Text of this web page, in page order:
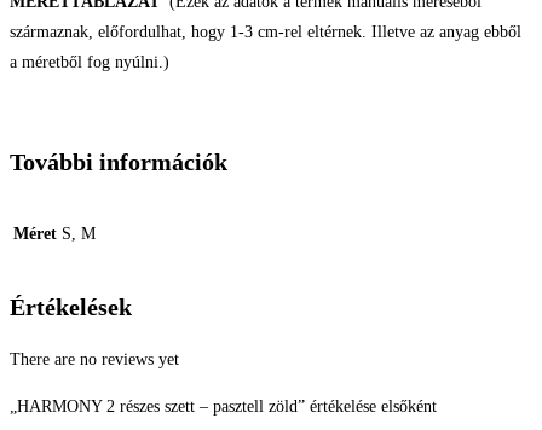
származnak, előfordulhat, hogy 1-3 cm-rel eltérnek. Illetve az anyag ebből
a méretből fog nyúlni.)
További információk
Méret S, M
Értékelések
There are no reviews yet
„HARMONY 2 részes szett – pasztell zöld” értékelése elsőként